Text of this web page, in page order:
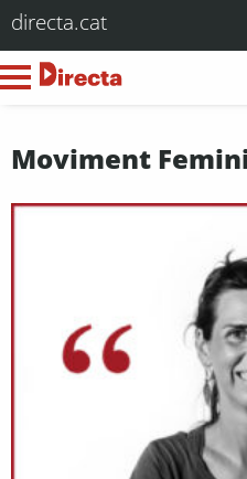
directa.cat
Moviment